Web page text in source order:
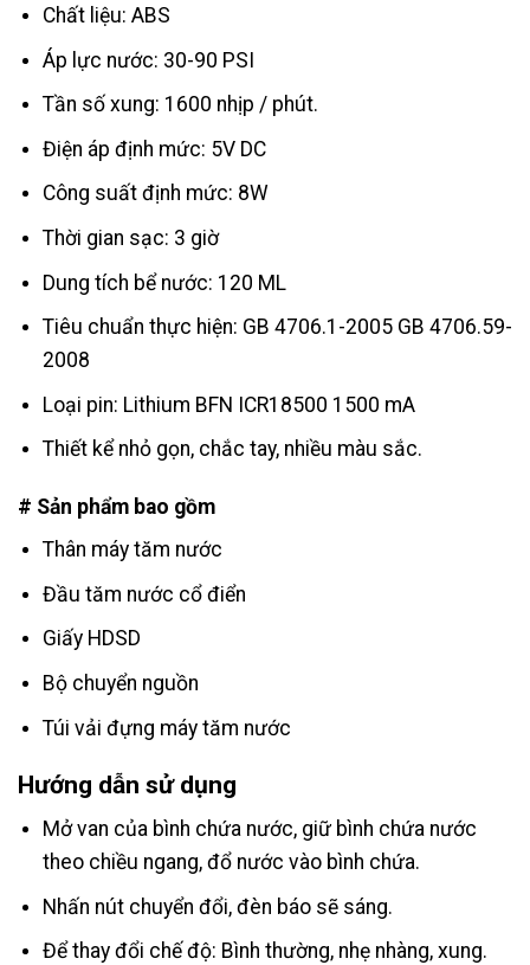
Chất liệu: ABS
Áp lực nước: 30-90 PSI
Tần số xung: 1600 nhịp / phút.
Điện áp định mức: 5V DC
Công suất định mức: 8W
Thời gian sạc: 3 giờ
Dung tích bể nước: 120 ML
Tiêu chuẩn thực hiện: GB 4706.1-2005 GB 4706.59-
2008
Loại pin: Lithium BFN ICR18500 1500 mA
Thiết kể nhỏ gọn, chắc tay, nhiều màu sắc.
# Sản phẩm bao gồm
Thân máy tăm nước
Đầu tăm nước cổ điển
Giấy HDSD
Bộ chuyển nguồn
Túi vải đựng máy tăm nước
Hướng dẫn sử dụng
Mở van của bình chứa nước, giữ bình chứa nước
theo chiều ngang, đổ nước vào bình chứa.
Nhấn nút chuyển đổi, đèn báo sẽ sáng.
Để thay đổi chế độ: Bình thường, nhẹ nhàng, xung.